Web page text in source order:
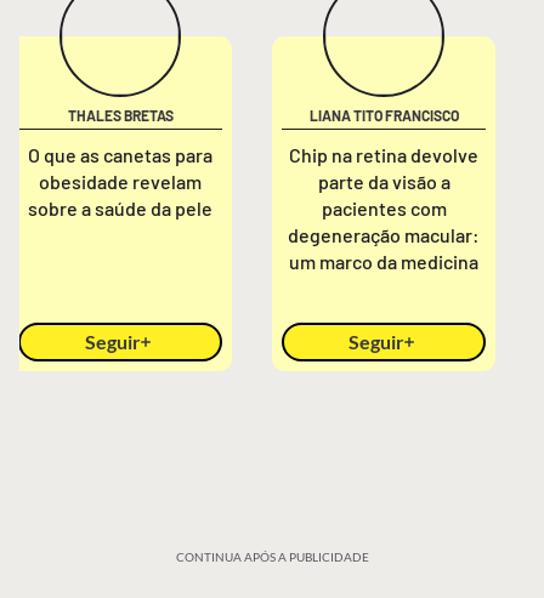
THALES BRETAS
O que as canetas para
obesidade revelam
sobre a saúde da pele
Seguir
LIANA TITO FRANCISCO
Chip na retina devolve
parte da visão a
pacientes com
degeneração macular:
um marco da medicina
Seguir
CONTINUA APÓS A PUBLICIDADE